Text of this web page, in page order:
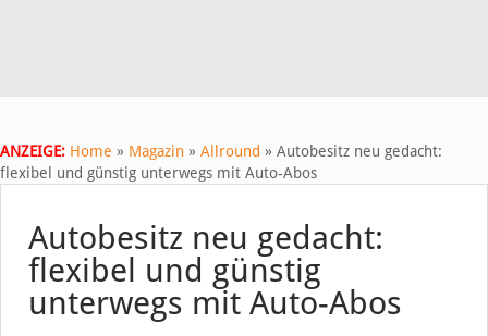
ANZEIGE: Home » Magazin » Allround » Autobesitz neu gedacht:
flexibel und günstig unterwegs mit Auto-Abos
Autobesitz neu gedacht:
flexibel und günstig
unterwegs mit Auto-Abos